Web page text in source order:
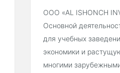
ООО «AL ISHONCH
Основной
для учебных
экономики и
многими